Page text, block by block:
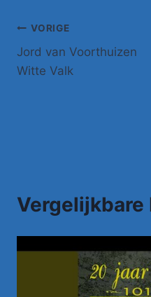
Bericht
navigatie
VORIGE
Jord van Voorthuizen
Witte Valk